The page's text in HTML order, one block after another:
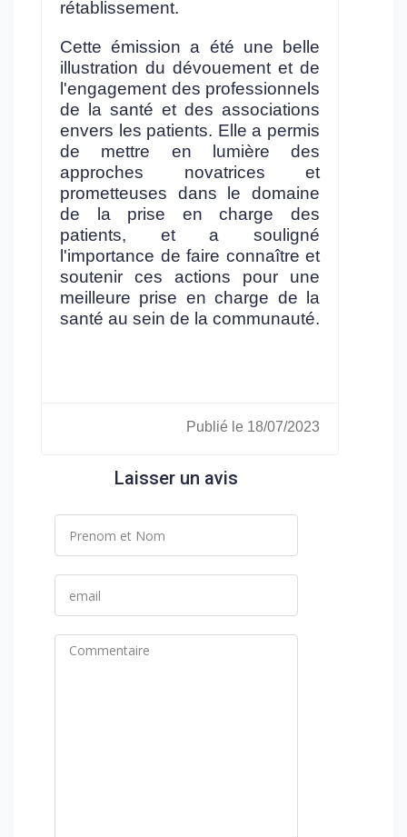
rétablissement.
Cette émission a été une belle
illustration du dévouement et de
l'engagement des professionnels
de la santé et des associations
envers les patients. Elle a permis
de mettre en lumière des
approches novatrices et
prometteuses dans le domaine
de la prise en charge des
patients, et a souligné
l'importance de faire connaître et
soutenir ces actions pour une
meilleure prise en charge de la
santé au sein de la communauté.
Publié le 18/07/2023
Laisser un avis